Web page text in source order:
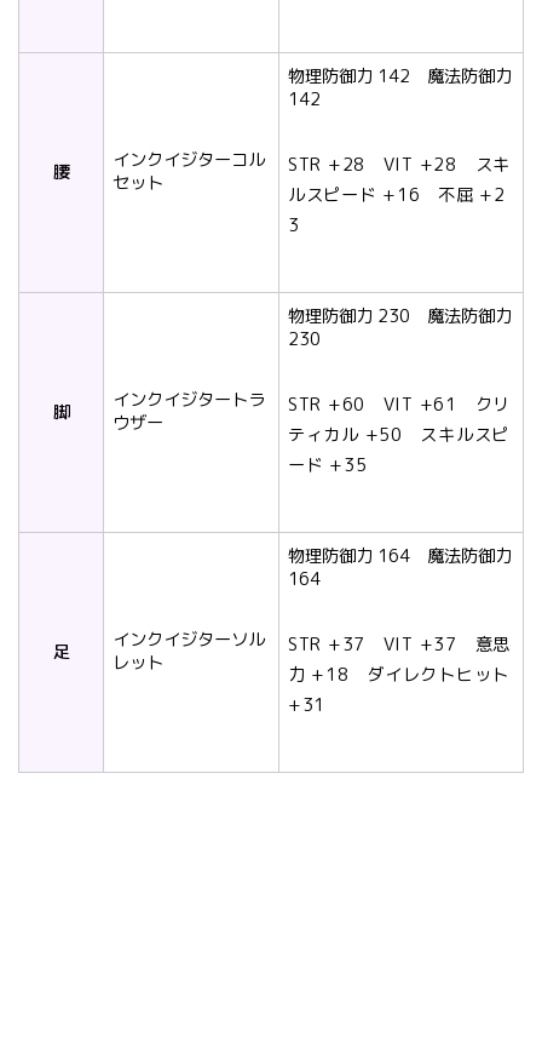
腰
インクイジターコル
セット
物理防御力 142 魔法防御力
142
STR +28 VIT +28 スキ
ルスピード +16 不屈 +2
3
脚
インクイジタートラ
ウザー
物理防御力 230 魔法防御力
230
STR +60 VIT +61 クリ
ティカル +50 スキルスピ
ード +35
足
インクイジターソル
レット
物理防御力 164 魔法防御力
164
STR +37 VIT +37 意思
力 +18 ダイレクトヒット
+31